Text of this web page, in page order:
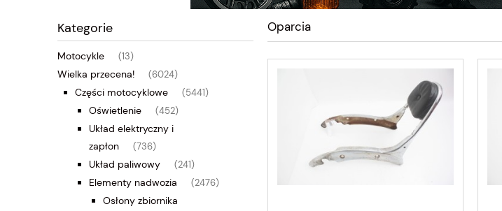
Kategorie
Motocykle (13)
Wielka przecena! (6024)
Części motocyklowe (5441)
Oświetlenie (452)
Układ elektryczny i
zapłon
(736)
Układ paliwowy (241)
Elementy nadwozia (2476)
Osłony zbiornika
Oparcia